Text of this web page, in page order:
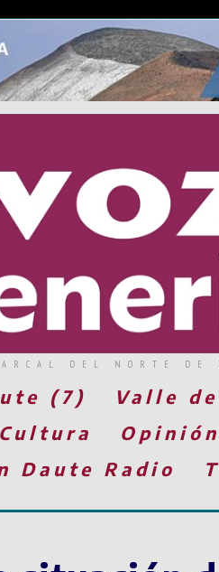
DEL NORTE
(7) Valle
Cultura Opinión
Daute Radio